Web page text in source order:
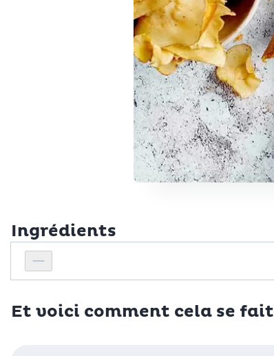
Ingrédients
Réduire le nombre de personnes
Personnes
Et voici comment cela se fait